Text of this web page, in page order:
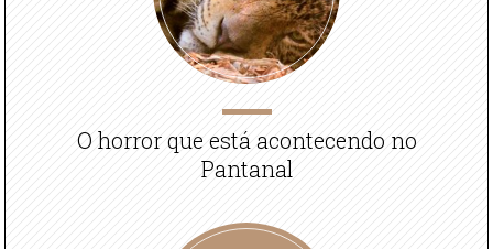
O horror que está acontecendo no
Pantanal